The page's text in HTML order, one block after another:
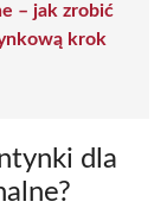
– jak zrobić
krok
dla